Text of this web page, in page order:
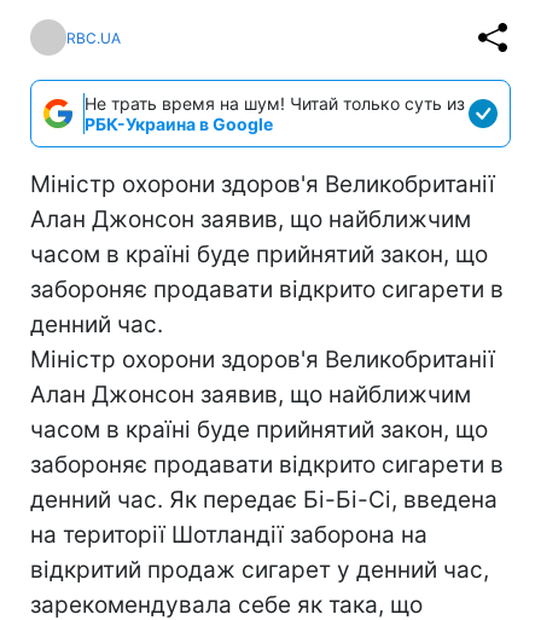
RBC.UA
Не трать время на шум! Читай только суть из
РБК-Украина в Google
Міністр охорони здоров'я Великобританії
Алан Джонсон заявив, що найближчим
часом в країні буде прийнятий закон, що
забороняє продавати відкрито сигарети в
денний час.
Міністр охорони здоров'я Великобританії
Алан Джонсон заявив, що найближчим
часом в країні буде прийнятий закон, що
забороняє продавати відкрито сигарети в
денний час. Як передає Бі-Бі-Сі, введена
на території Шотландії заборона на
відкритий продаж сигарет у денний час,
зарекомендувала себе як така, що